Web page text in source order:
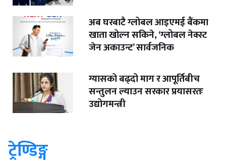
अब घरबाटै ग्लोबल आइएमई बैंकमा
खाता खोल्न सकिने, ‘ग्लोबल नेक्स्ट
जेन अकाउन्ट’ सार्वजनिक
ग्यासको बढ्दो माग र आपूर्तिबीच
सन्तुलन ल्याउन सरकार प्रयासरतः
उद्योगमन्त्री
ट्रेण्डिङ्ग